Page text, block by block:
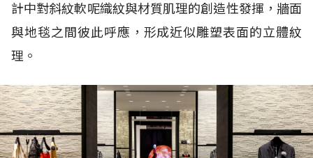
計中對斜紋軟呢織紋與材質肌理的創造性發揮，牆面
與地毯之間彼此呼應，形成近似雕塑表面的立體紋
理。